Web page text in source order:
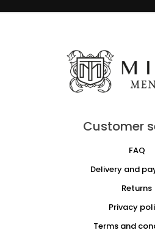
Customer
FAQ
Delivery and
Returns
Privacy
Terms and